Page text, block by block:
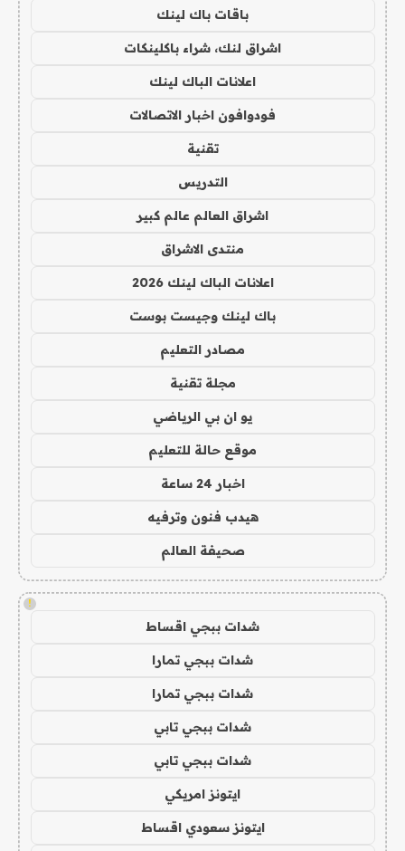
باقات باك لينك
اشراق لنك، شراء باكلينكات
اعلانات الباك لينك
فودوافون اخبار الاتصالات
تقنية
التدريس
اشراق العالم عالم كبير
منتدى الاشراق
اعلانات الباك لينك 2026
باك لينك وجيست بوست
مصادر التعليم
مجلة تقنية
يو ان بي الرياضي
موقع حالة للتعليم
اخبار 24 ساعة
هيدب فنون وترفيه
صحيفة العالم
!
شدات ببجي اقساط
شدات ببجي تمارا
شدات ببجي تمارا
شدات ببجي تابي
شدات ببجي تابي
ايتونز امريكي
ايتونز سعودي اقساط